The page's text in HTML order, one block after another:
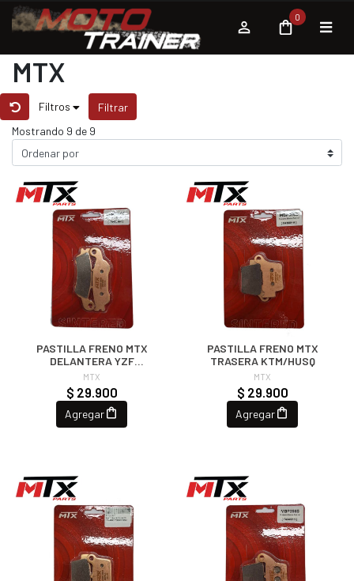
0
MTX
Filtros
Filtrar
Mostrando 9 de 9
PASTILLA FRENO MTX
DELANTERA YZF
125/250/450
MTX
$ 29.900
Agregar
PASTILLA FRENO MTX
TRASERA KTM/HUSQ
MTX
$ 29.900
Agregar